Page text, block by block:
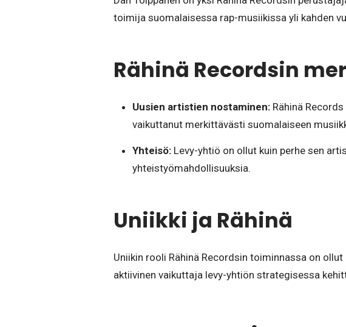
toimija suomalaisessa rap-musiikissa yli kahden
Rähinä Recordsin
Uusien artistien nostaminen:Rähinä
vaikuttanut merkittävästi suomalaiseen
Yhteisö:Levy-yhtiö on ollut kuin perhe sen
yhteistyömahdollisuuksia.
Uniikki ja Rähinä
Uniikin rooli Rähinä Recordsin toiminnassa on
aktiivinen vaikuttaja levy-yhtiön strategisessa